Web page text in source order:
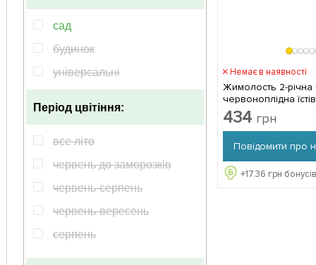
сад
будинок
універсальні
Період цвітіння:
все літо
червень до заморозків
червень-серпень
червень-вересень
серпень
серпень до заморозків
Немає в наявності
Жимолость 2-річна
червоноплідна
434 грн
Повідомити про
+17.36 грн